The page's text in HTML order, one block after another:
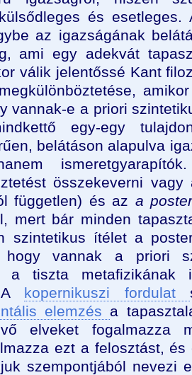
és
az igazságának
ami egy adekvát
válik jelentőssé Kant
vannak-e a priori
egy-egy
belátáson alapulva
összekeverni
független) és az a
mert bár minden
szintetikus ítélet a
hogy vannak a priori
a tiszta
A kopernikuszi fordulat
elemzés a
elveket fogalmazza
ezt a felosztást,
szempontjából nevezi